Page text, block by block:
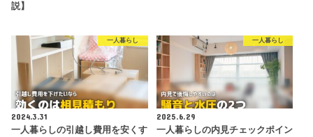
説】
一人暮らし
2024.3.31
一人暮らしの引越し費用を安くす
一人暮らし
2025.6.29
一人暮らしの内見チェックポイン